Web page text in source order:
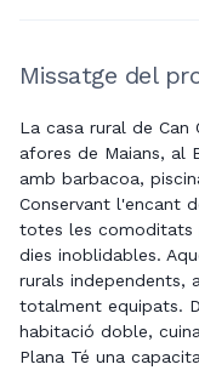
Missatge del
La casa rural de Can
afores de Maians, al
amb barbacoa,
Conservant l'encant
totes les comoditats
dies inoblidables.
rurals independents,
totalment equipats.
habitació doble,
Plana Té una